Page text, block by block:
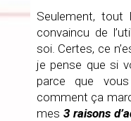
Seulement, tout
convaincu de
soi. Certes, ce
je pense que si
parce que
comment ça
mes 3 raisons